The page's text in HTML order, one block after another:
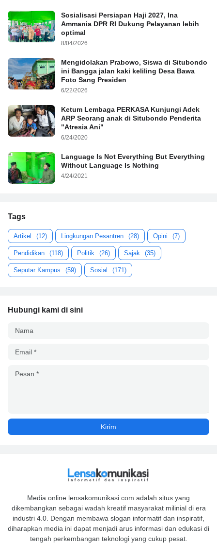
Sosialisasi Persiapan Haji 2027, Ina
Ammania DPR RI Dukung Pelayanan lebih
optimal
8/04/2026
Mengidolakan Prabowo, Siswa di Situbondo
ini Bangga jalan kaki keliling Desa Bawa
Foto Sang Presiden
6/22/2026
Ketum Lembaga PERKASA Kunjungi Adek
ARP Seorang anak di Situbondo Penderita
"Atresia Ani"
6/24/2020
Language Is Not Everything But Everything
Without Language Is Nothing
4/24/2021
Tags
Artikel (12) Lingkungan Pesantren (28) Opini (7)
Pendidikan (118) Politik (26) Sajak (35)
Seputar Kampus (59) Sosial (171)
Hubungi kami di sini
Media online lensakomunikasi.com adalah situs yang
dikembangkan sebagai wadah kreatif masyarakat milinial di era
industri 4.0. Dengan membawa slogan informatif dan inspiratif,
diharapkan media ini dapat menjadi arus informasi dan edukasi di
tengah perkembangan teknologi yang cukup pesat.